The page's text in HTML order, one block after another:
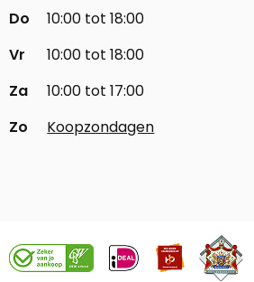
Do
10:00 tot 18:00
Vr
10:00 tot 18:00
Za
10:00 tot 17:00
Zo
Koopzondagen